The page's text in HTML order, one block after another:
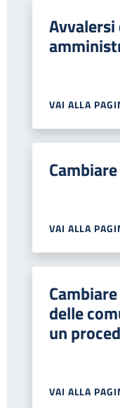
Avvalersi
VAI ALLA
VAI ALLA
delle
un
VAI ALLA